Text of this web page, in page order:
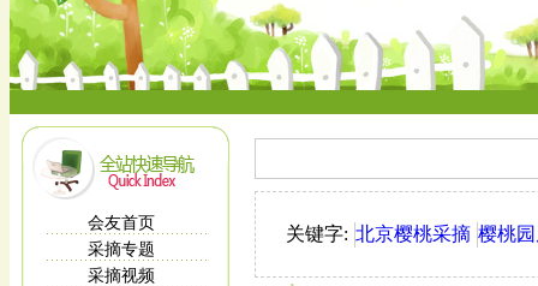
会友首页
采摘专题
采摘视频
关键字: 北京樱桃采摘 樱桃